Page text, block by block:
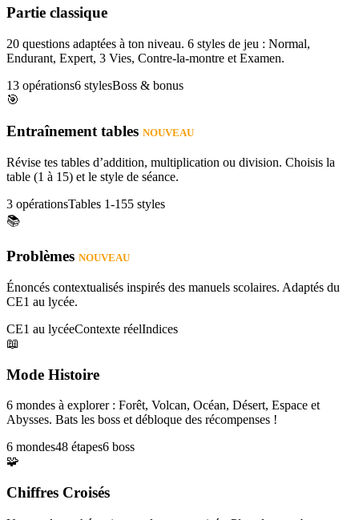
Partie classique
20 questions adaptées à ton niveau. 6 styles de jeu : Normal,
Endurant, Expert, 3 Vies, Contre-la-montre et Examen.
13 opérations6 stylesBoss & bonus
🎯
Entraînement tables NOUVEAU
Révise tes tables d’addition, multiplication ou division. Choisis la
table (1 à 15) et le style de séance.
3 opérationsTables 1-155 styles
📚
Problèmes NOUVEAU
Énoncés contextualisés inspirés des manuels scolaires. Adaptés du
CE1 au lycée.
CE1 au lycéeContexte réelIndices
📖
Mode Histoire
6 mondes à explorer : Forêt, Volcan, Océan, Désert, Espace et
Abysses. Bats les boss et débloque des récompenses !
6 mondes48 étapes6 boss
🧩
Chiffres Croisés